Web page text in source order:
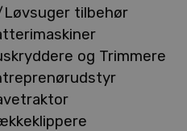
tilbehør
og Trimmere